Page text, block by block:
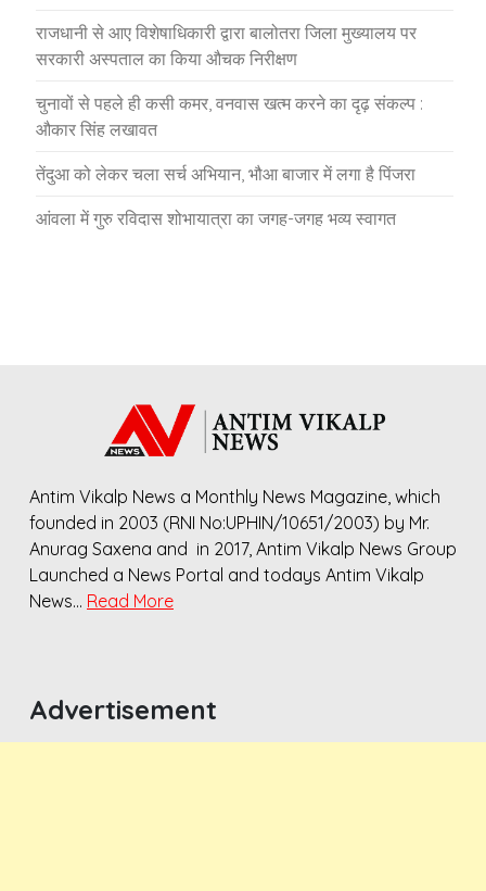
राजधानी से आए विशेषाधिकारी द्वारा बालोतरा जिला मुख्यालय पर
सरकारी अस्पताल का किया औचक निरीक्षण
चुनावों से पहले ही कसी कमर, वनवास खत्म करने का दृढ़ संकल्प :
औकार सिंह लखावत
तेंदुआ को लेकर चला सर्च अभियान, भौआ बाजार में लगा है पिंजरा
आंवला में गुरु रविदास शोभायात्रा का जगह-जगह भव्य स्वागत
Antim Vikalp News a Monthly News Magazine, which
founded in 2003 (RNI No:UPHIN/10651/2003) by Mr.
Anurag Saxena and in 2017, Antim Vikalp News Group
Launched a News Portal and todays Antim Vikalp
News… Read More
Advertisement